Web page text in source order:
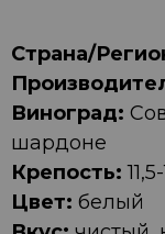
Страна/
Виноград:
шардоне
Крепость:
Цвет: белый